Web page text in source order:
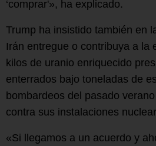
‘comprar'», ha explicado.
Trump ha insistido también en
Irán entregue o contribuya a la
kilos de uranio enriquecido
enterrados bajo toneladas de
bombardeos del pasado
contra sus instalaciones
«Si llegamos a un acuerdo y